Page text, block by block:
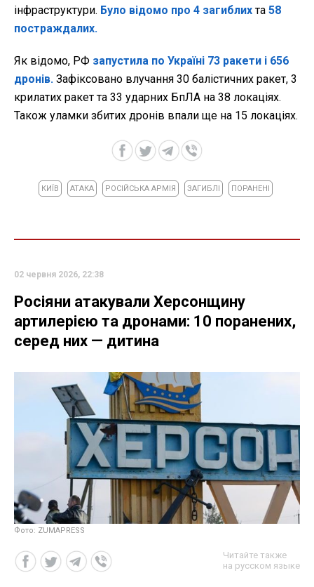
інфраструктури. Було відомо про 4 загиблихта 58
постраждалих.
Як відомо, РФ запустила по Україні 73 ракети і 656
дронів. Зафіксовано влучання 30 балістичних ракет, 3
крилатих ракет та 33 ударних БпЛА на 38 локаціях.
Також уламки збитих дронів впали ще на 15 локаціях.
КИЇВ АТАКА РОСІЙСЬКА АРМІЯ ЗАГИБЛІ ПОРАНЕНІ
02 червня 2026, 22:38
Росіяни атакували Херсонщину
артилерією та дронами: 10 поранених,
серед них — дитина
Фото: ZUMAPRESS
Читайте также
на русском языке